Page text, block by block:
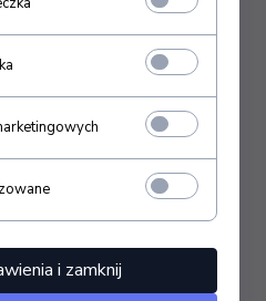
87-104cm (mierzone do
i zamknij